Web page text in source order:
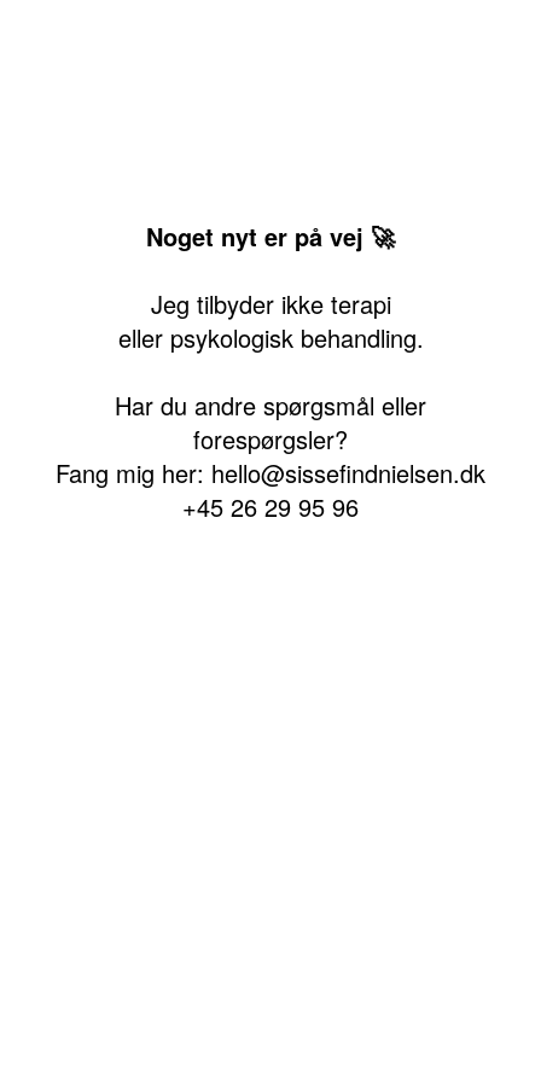
Noget nyt er på vej 🚀
Jeg tilbyder ikke terapi
eller psykologisk behandling.
Har du andre spørgsmål eller
forespørgsler?
Fang mig her: hello@sissefindnielsen.dk
+45 26 29 95 96